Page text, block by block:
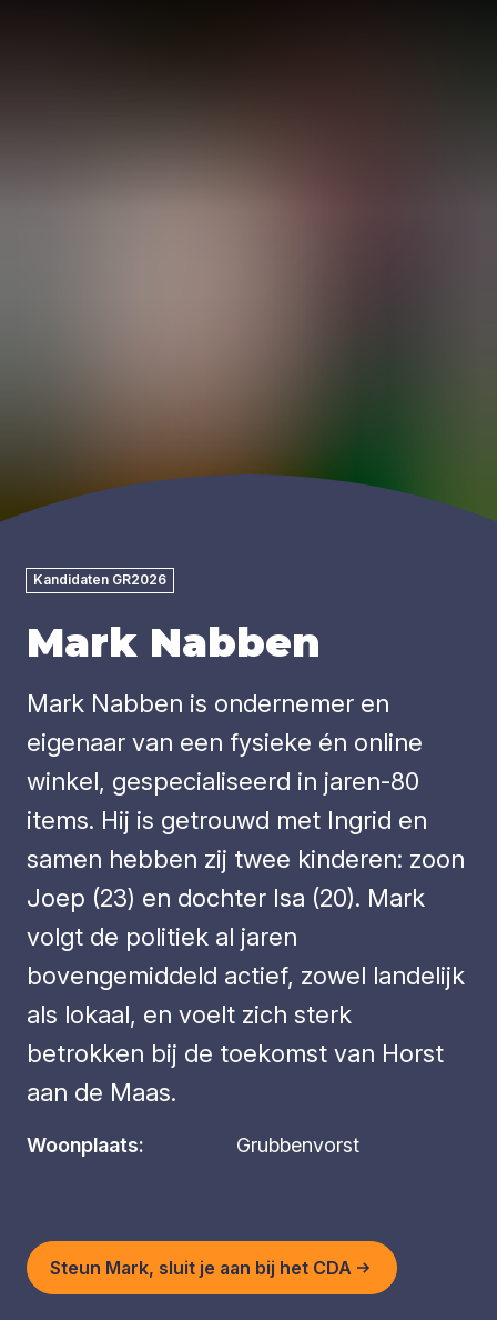
Kandidaten GR2026
Mark Nabben
Mark Nabben is ondernemer en
eigenaar van een fysieke én online
winkel, gespecialiseerd in jaren-80
items. Hij is getrouwd met Ingrid en
samen hebben zij twee kinderen: zoon
Joep (23) en dochter Isa (20). Mark
volgt de politiek al jaren
bovengemiddeld actief, zowel landelijk
als lokaal, en voelt zich sterk
betrokken bij de toekomst van Horst
aan de Maas.
Woonplaats: Grubbenvorst
Steun Mark, sluit je aan bij het CDA